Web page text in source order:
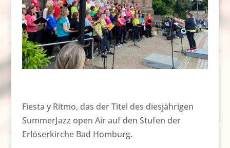
Fiesta y Ritmo, das der Titel des diesjährigen
SummerJazz open Air auf den Stufen der
Erlöserkirche Bad Homburg.